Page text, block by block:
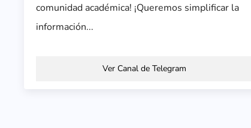
comunidad académica! ¡Queremos simplificar la
información...
Ver Canal de Telegram